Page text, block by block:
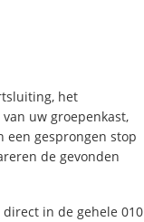
het
uw groepenkast,
een gesprongen stop
de gevonden
in de gehele 010